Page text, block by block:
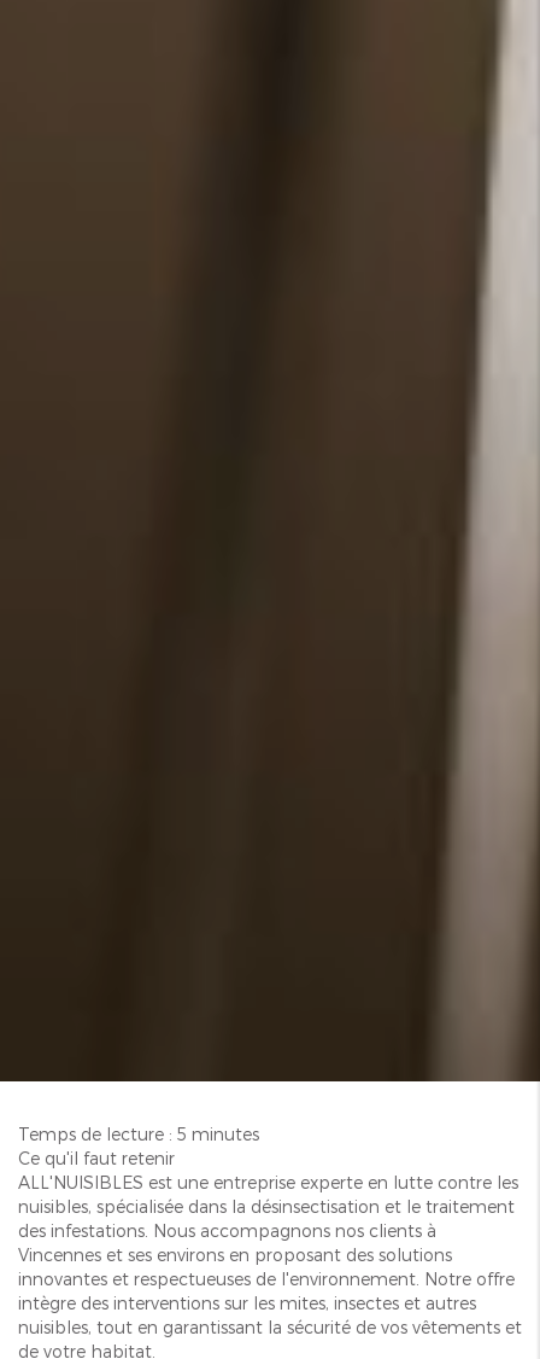
Temps de lecture : 5 minutes
Ce qu'il faut retenir
ALL'NUISIBLES est une entreprise experte en lutte contre les
nuisibles, spécialisée dans la désinsectisation et le traitement
des infestations. Nous accompagnons nos clients à
Vincennes et ses environs en proposant des solutions
innovantes et respectueuses de l'environnement. Notre offre
intègre des interventions sur les mites, insectes et autres
nuisibles, tout en garantissant la sécurité de vos vêtements et
de votre habitat.